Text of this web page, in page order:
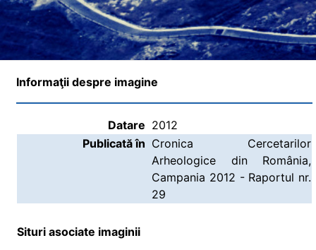
Informaţii despre imagine
Datare 2012
Publicată în Cronica Cercetarilor
Arheologice din România,
Campania 2012 - Raportul nr.
29
Situri asociate imaginii